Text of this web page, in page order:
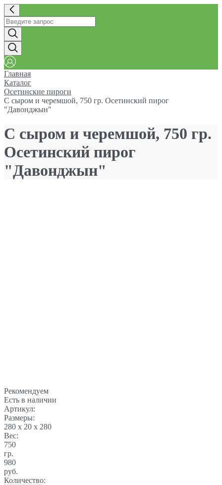
Главная
Каталог
Осетинские пироги
С сыром и черемшой, 750 гр. Осетинский пирог
"Давонджын"
С сыром и черемшой, 750 гр.
Осетинский пирог
"Давонджын"
Рекомендуем
Есть в наличии
Артикул:
Размеры:
280 x 20 x 280
Вес:
750
гр.
980
руб.
Количество: